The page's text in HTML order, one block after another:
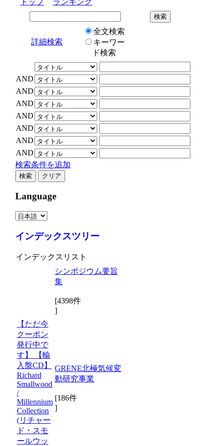
詳細検索
全文検索
キーワー
ド検索
AND
AND
AND
AND
AND
AND
AND
検索条件を追加
Language
インデックスツリー
インデックスリスト
シンポジウム要旨
集
[4398件
]
【ただ今
クーポン
発行中で
す】 【輸
入盤CD】
Richard
Smallwood
/
Millennium
Collection
(リチャー
ド・スモ
ールウッ
GRENE北極気候変
動研究事業
[186件
]